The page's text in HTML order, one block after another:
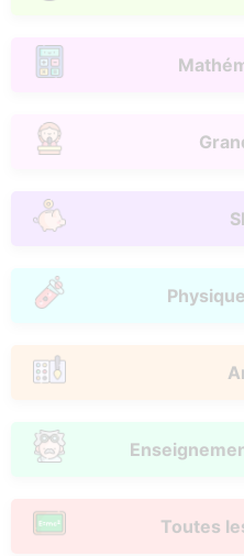
Toutes